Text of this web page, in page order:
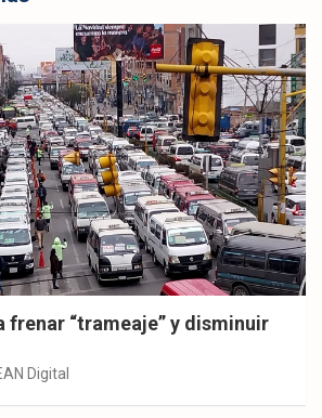
frenar “trameaje” y disminuir
Digital